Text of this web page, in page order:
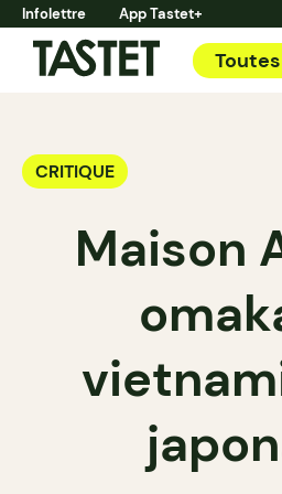
Infolettre App Tastet+
CRITIQUE
Maison